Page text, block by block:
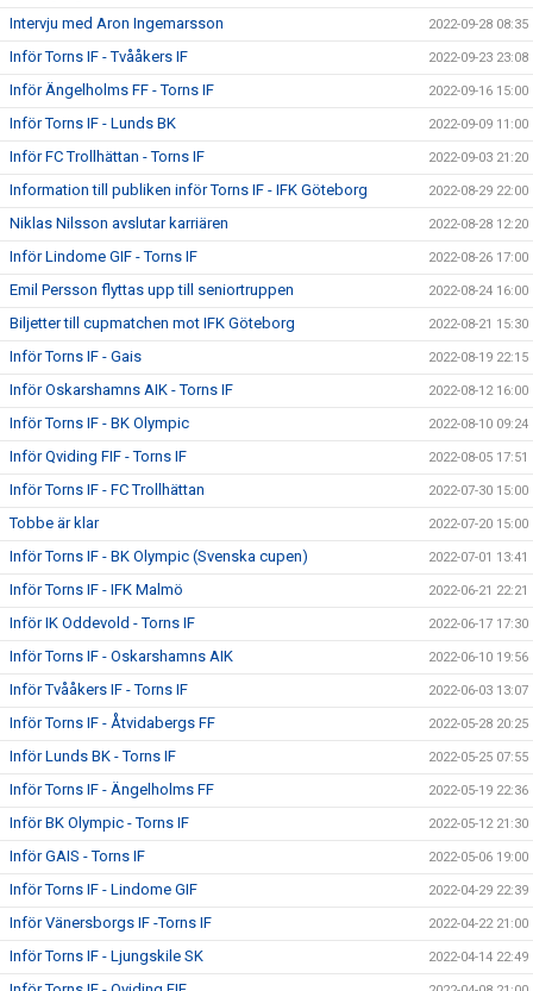
Intervju med Aron Ingemarsson 2022-09-28 08:35
Inför Torns IF - Tvååkers IF 2022-09-23 23:08
Inför Ängelholms FF - Torns IF 2022-09-16 15:00
Inför Torns IF - Lunds BK 2022-09-09 11:00
Inför FC Trollhättan - Torns IF 2022-09-03 21:20
Information till publiken inför Torns IF - IFK Göteborg 2022-08-29 22:00
Niklas Nilsson avslutar karriären 2022-08-28 12:20
Inför Lindome GIF - Torns IF 2022-08-26 17:00
Emil Persson flyttas upp till seniortruppen 2022-08-24 16:00
Biljetter till cupmatchen mot IFK Göteborg 2022-08-21 15:30
Inför Torns IF - Gais 2022-08-19 22:15
Inför Oskarshamns AIK - Torns IF 2022-08-12 16:00
Inför Torns IF - BK Olympic 2022-08-10 09:24
Inför Qviding FIF - Torns IF 2022-08-05 17:51
Inför Torns IF - FC Trollhättan 2022-07-30 15:00
Tobbe är klar 2022-07-20 15:00
Inför Torns IF - BK Olympic (Svenska cupen) 2022-07-01 13:41
Inför Torns IF - IFK Malmö 2022-06-21 22:21
Inför IK Oddevold - Torns IF 2022-06-17 17:30
Inför Torns IF - Oskarshamns AIK 2022-06-10 19:56
Inför Tvååkers IF - Torns IF 2022-06-03 13:07
Inför Torns IF - Åtvidabergs FF 2022-05-28 20:25
Inför Lunds BK - Torns IF 2022-05-25 07:55
Inför Torns IF - Ängelholms FF 2022-05-19 22:36
Inför BK Olympic - Torns IF 2022-05-12 21:30
Inför GAIS - Torns IF 2022-05-06 19:00
Inför Torns IF - Lindome GIF 2022-04-29 22:39
Inför Vänersborgs IF -Torns IF 2022-04-22 21:00
Inför Torns IF - Ljungskile SK 2022-04-14 22:49